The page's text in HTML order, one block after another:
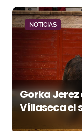
NOTICIAS
Gorka
Villaseca el
de luces